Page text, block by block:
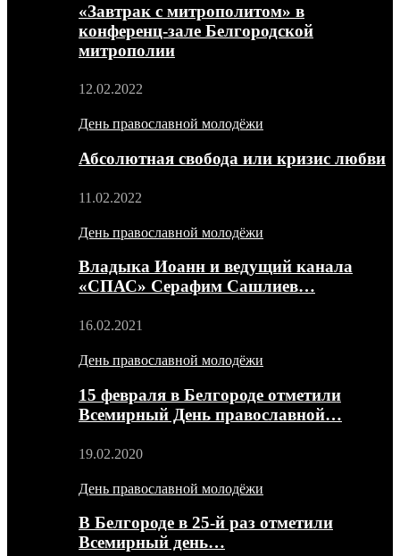
«Завтрак с митрополитом» в
конференц-зале Белгородской
митрополии
12.02.2022
День православной молодёжи
Абсолютная свобода или кризис любви
11.02.2022
День православной молодёжи
Владыка Иоанн и ведущий канала
«СПАС» Серафим Сашлиев…
16.02.2021
День православной молодёжи
15 февраля в Белгороде отметили
Всемирный День православной…
19.02.2020
День православной молодёжи
В Белгороде в 25-й раз отметили
Всемирный день…